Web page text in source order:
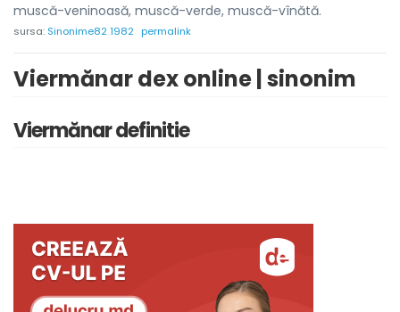
muscă-veninoasă, muscă-verde, muscă-vînătă.
sursa: Sinonime82 1982 permalink
Viermănar dex online | sinonim
Viermănar definitie